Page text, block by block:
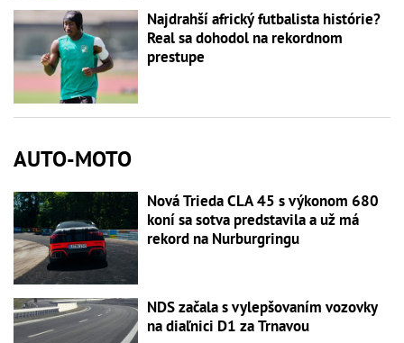
Najdrahší africký futbalista histórie?
Real sa dohodol na rekordnom
prestupe
AUTO-MOTO
Nová Trieda CLA 45 s výkonom 680
koní sa sotva predstavila a už má
rekord na Nurburgringu
NDS začala s vylepšovaním vozovky
na diaľnici D1 za Trnavou